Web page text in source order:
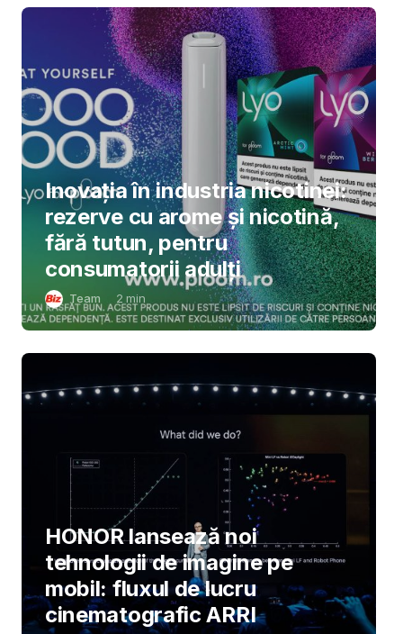
Inovația în industria nicotinei:
rezerve cu arome și nicotină,
fără tutun, pentru
consumatorii adulți
Team 2 min
HONOR lansează noi
tehnologii de imagine pe
mobil: fluxul de lucru
cinematografic ARRI